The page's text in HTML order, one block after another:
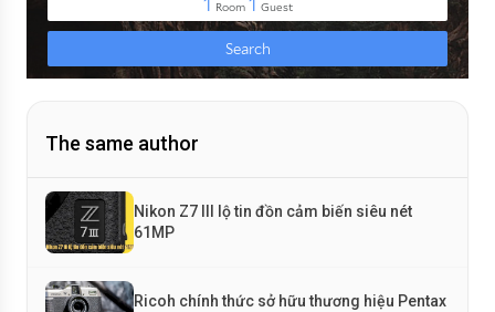
The same author
Nikon Z7 III lộ tin đồn cảm biến siêu nét
61MP
Ricoh chính thức sở hữu thương hiệu Pentax